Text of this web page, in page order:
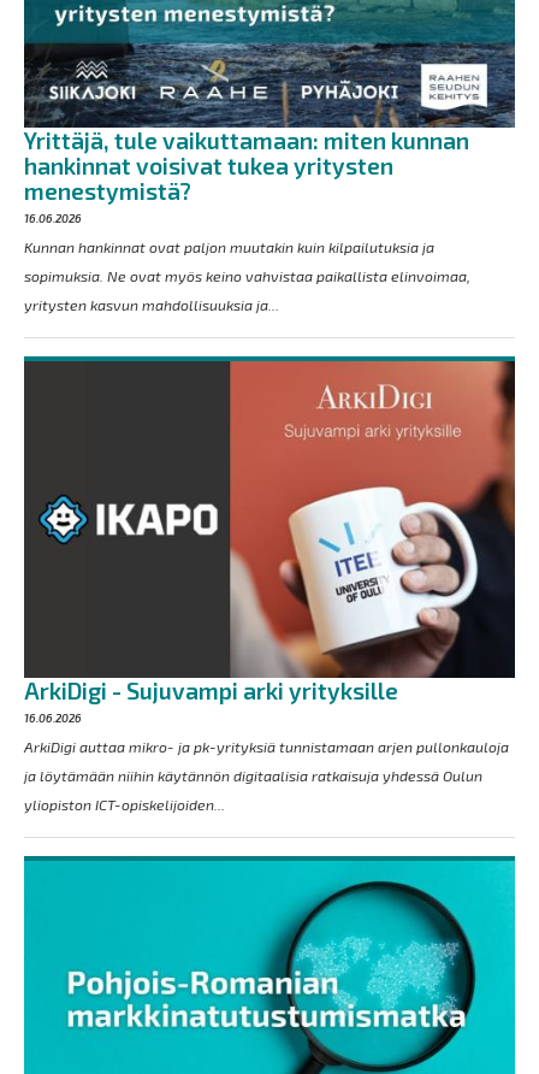
Yrittäjä, tule vaikuttamaan: miten kunnan
hankinnat voisivat tukea yritysten
menestymistä?
16.06.2026
Kunnan hankinnat ovat paljon muutakin kuin kilpailutuksia ja
sopimuksia. Ne ovat myös keino vahvistaa paikallista elinvoimaa,
yritysten kasvun mahdollisuuksia ja...
ArkiDigi - Sujuvampi arki yrityksille
16.06.2026
ArkiDigi auttaa mikro- ja pk-yrityksiä tunnistamaan arjen pullonkauloja
ja löytämään niihin käytännön digitaalisia ratkaisuja yhdessä Oulun
yliopiston ICT-opiskelijoiden...